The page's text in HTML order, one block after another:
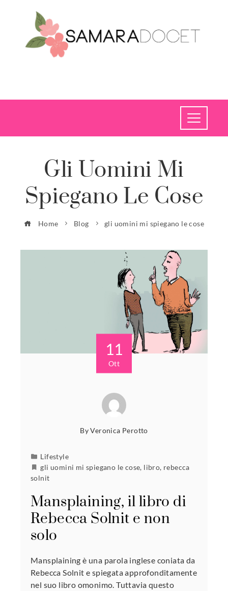
Gli Uomini Mi
Spiegano Le Cose
Home Blog gli uomini mi spiegano le cose
11
Ott
ByVeronica Perotto
Lifestyle
gli uomini mi spiegano le cose, libro, rebecca
solnit
Mansplaining, il libro di
Rebecca Solnit e non
solo
Mansplaining è una parola inglese coniata da
Rebecca Solnit e spiegata approfonditamente
nel suo libro omonimo. Tuttavia questo